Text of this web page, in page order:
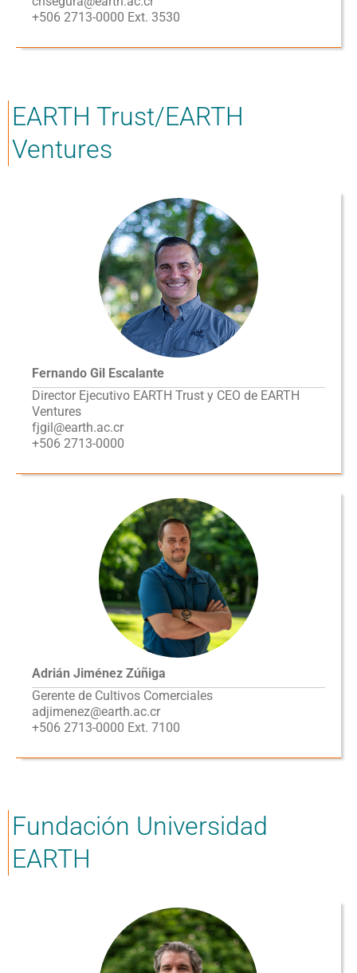
+506 2713-0000 Ext. 3530
EARTH Trust/EARTH
Ventures
Fernando Gil Escalante
Director Ejecutivo EARTH Trust y CEO de EARTH
Ventures
fjgil@earth.ac.cr
+506 2713-0000
Adrián Jiménez Zúñiga
Gerente de Cultivos Comerciales
adjimenez@earth.ac.cr
+506 2713-0000 Ext. 7100
Fundación Universidad
EARTH